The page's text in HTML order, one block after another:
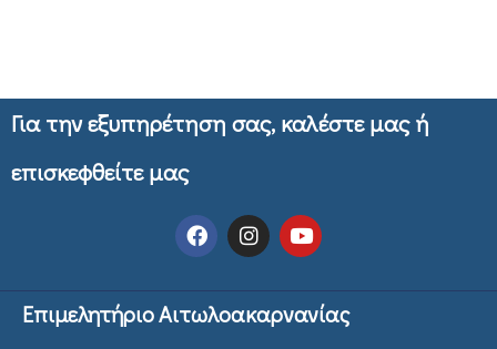
Για την εξυπηρέτηση σας, καλέστε μας ή
επισκεφθείτε μας
Επιμελητήριο Αιτωλοακαρνανίας